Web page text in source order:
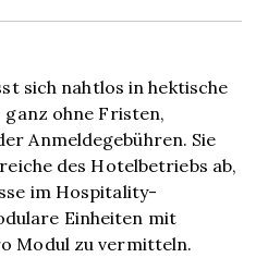
sich nahtlos in hektische
ohne Fristen,
Anmeldegebühren. Sie
des Hotelbetriebs ab,
im Hospitality-
Einheiten mit
Modul zu vermitteln.